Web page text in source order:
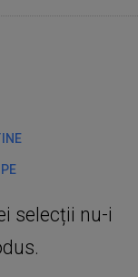
selecții nu-i